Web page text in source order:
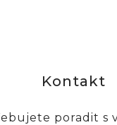
Kontakt
poradit s